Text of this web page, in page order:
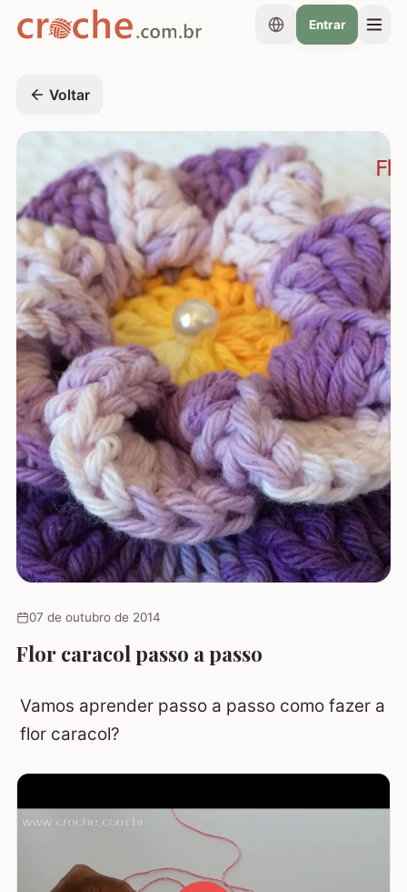
Entrar
Voltar
07 de outubro de 2014
Flor caracol passo a passo
Vamos aprender passo a passo como fazer a
flor caracol?